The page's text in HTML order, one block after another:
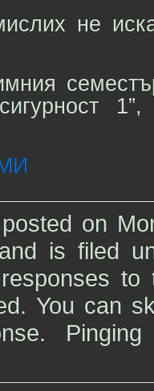
не
on
is filed
to
You can